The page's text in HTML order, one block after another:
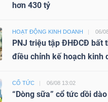
hơn 430 tỷ
HOẠT ĐỘNG KINH DOANH 06/
PNJ triệu tập ĐHĐCĐ bất
điều chỉnh kế hoạch kinh
CỔ TỨC 06/08 13:02
“Dòng sữa” cổ tức dồi